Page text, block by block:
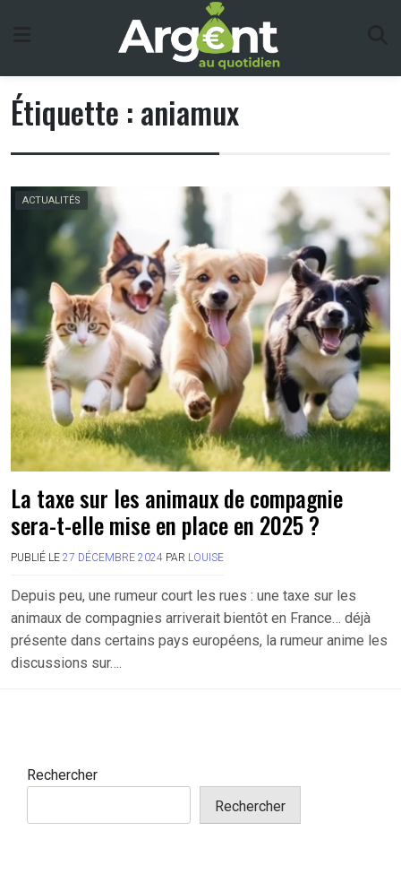
Étiquette :aniamux
ACTUALITÉS
La taxe sur les animaux de compagnie
sera-t-elle mise en place en 2025 ?
PUBLIÉ LE 27 DÉCEMBRE 2024 PAR LOUISE
Depuis peu, une rumeur court les rues : une taxe sur les
animaux de compagnies arriverait bientôt en France… déjà
présente dans certains pays européens, la rumeur anime les
discussions sur….
Rechercher
Rechercher